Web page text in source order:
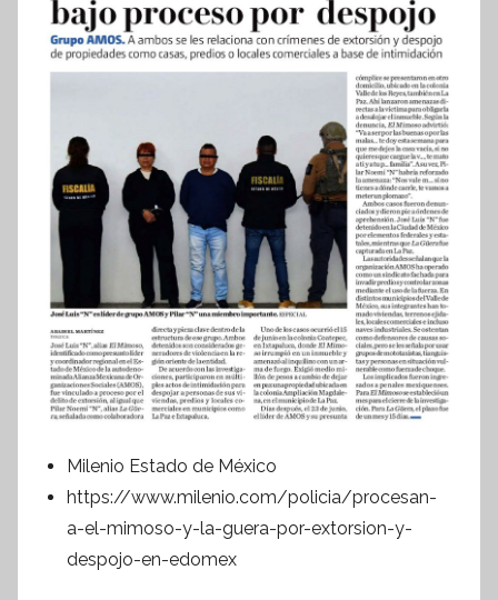
I
n
f
m
t
v
a
Milenio Estado de México
https://www.milenio.com/policia/procesan-
a-el-mimoso-y-la-guera-por-extorsion-y-
despojo-en-edomex